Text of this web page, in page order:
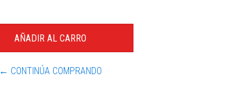
← CONTINÚA COMPRANDO